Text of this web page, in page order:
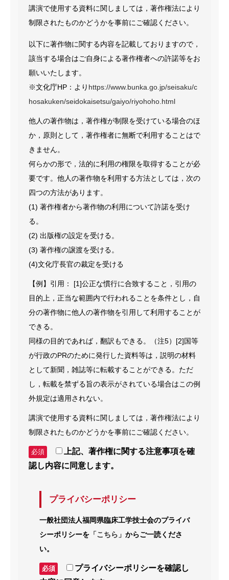
参加者の皆様へ
参加登録について
開催概要
広報サポーター募集！
協賛企業様専用ページ
趣意書ダウンロード
参加者の皆様へ 参加登録について
講演で使用する資料に関しましては，著作権法により
制限されたものかどうかを事前にご確認ください。
以下に著作物に関する内容を記載しておりますので，
該当する場合はご自身による著作権者への許諾等をお
願いいたします。
※文化庁HP：より https://www.bunka.go.jp/seisaku/c
hosakuken/seidokaisetsu/gaiyo/riyohoho.html
他人の著作物は，著作権が制限を受けている場合のほ
か，原則として，著作権者に無断で利用することはで
きません。
何らかの形で，法的に利用の権限を取得することが必
要です。他人の著作物を利用する方法としては，次の
四つの方法があります。
(1) 著作権者から著作物の利用について許諾を受け
る。
(2) 出版権の設定を受ける。
(3) 著作権の譲渡を受ける。
(4)文化庁長官の裁定を受ける
【例】引用： [1]公正な慣行に合致すること，引用の
目的上，正当な範囲内で行われることを条件とし，自
分の著作物に他人の著作物を引用して利用することが
できる。
同様の目的であれば，翻訳もできる。（注5）[2]国等
が行政のPRのために発行した資料等は，説明の材料
として新聞，雑誌等に転載することができる。ただ
し，転載を禁ずる旨の表示がされている場合はこの例
外規定は適用されない。
講演で使用する資料に関しましては，著作権法により
制限されたものかどうかを事前にご確認ください。
必須
上記、著作権に関する注意事項を確
認し内容に同意します。
プライバシーポリシー
一般社団法人福岡県臨床工学技士会のプライバ
シーポリシーを 「こちら」 からご一読くださ
い。
必須
プライバシーポリシーを確認し